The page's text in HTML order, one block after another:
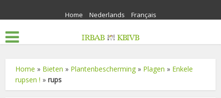
Home Nederlands Français
Home » Bieten » Plantenbescherming » Plagen » Enkele
rupsen ! »rups